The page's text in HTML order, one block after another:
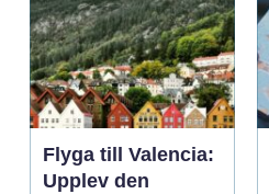
Flyga till Valencia:
Upplev den